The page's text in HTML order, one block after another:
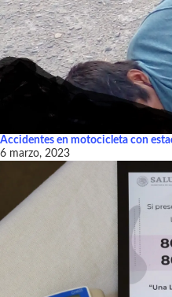
Accidentes en motocicleta con
6 marzo, 2023